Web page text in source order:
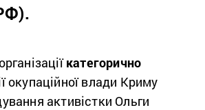
категорично
окупаційної влади Криму
активістки Ольги